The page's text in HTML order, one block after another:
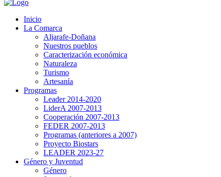
Inicio
La Comarca
Aljarafe-Doñana
Nuestros pueblos
Caracterización económica
Naturaleza
Turismo
Artesanía
Programas
Leader 2014-2020
LiderA 2007-2013
Cooperación 2007-2013
FEDER 2007-2013
Programas (anteriores a 2007)
Proyecto Biostars
LEADER 2023-27
Género y Juventud
Género